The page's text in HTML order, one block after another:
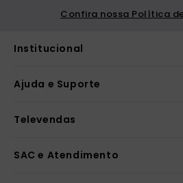
Confira nossa Política
Institucional
Ajuda e Suporte
Televendas
SAC e Atendimento